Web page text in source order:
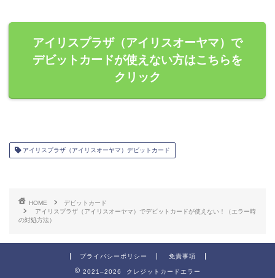
アイリスプラザ（アイリスオーヤマ）で
デビットカードが使えない方はこちらを
クリック
アイリスプラザ（アイリスオーヤマ）デビットカード
HOME
デビットカード
アイリスプラザ（アイリスオーヤマ）でデビットカードが使えない！（エラー時
の対処方法）
プライバシーポリシー 免責事項
2021–2026 クレジットカードエラー